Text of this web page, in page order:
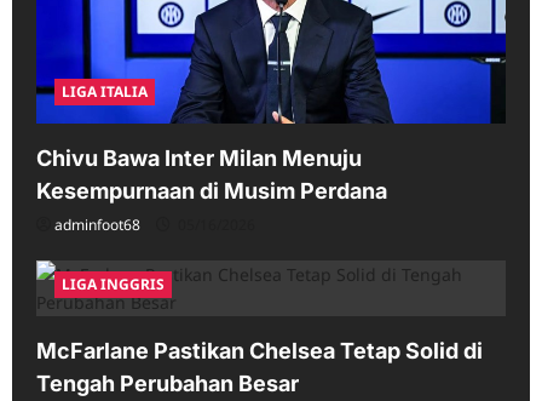
LIGA ITALIA
Chivu Bawa Inter Milan Menuju
Kesempurnaan di Musim Perdana
adminfoot68
LIGA INGGRIS
McFarlane Pastikan Chelsea Tetap Solid di
Tengah Perubahan Besar